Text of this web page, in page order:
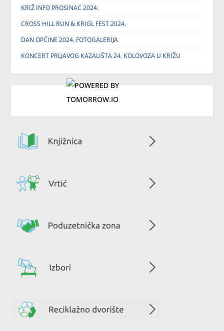
KRIŽ INFO PROSINAC 2024.
CROSS HILL RUN & KRIGL FEST 2024.
DAN OPĆINE 2024. FOTOGALERIJA
KONCERT PRLJAVOG KAZALIŠTA 24. KOLOVOZA U KRIŽU